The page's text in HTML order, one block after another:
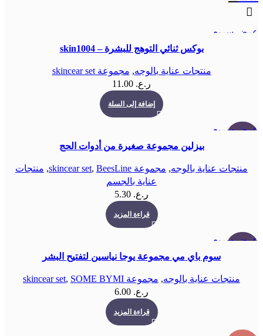
عرض سريع
بوكس ثنائي التوهج للبشرة – skin1004
منتجات عناية بالوجه, مجموعة skincear set
ر.ع.
إضافة إلى السلة
عرض سريع
بيزلين مجموعة صغيرة من أدوات الحج
منتجات عناية بالوجه, مجموعة skincear set , BeesLine
, منتجات
عناية بالجسم
ر.ع.
قراءة المزيد
عرض سريع
سوم باي مي مجموعة يوجا نياسين لتفتيح البشر
منتجات عناية بالوجه, مجموعة skincear set , SOME BYMI
ر.ع.
قراءة المزيد